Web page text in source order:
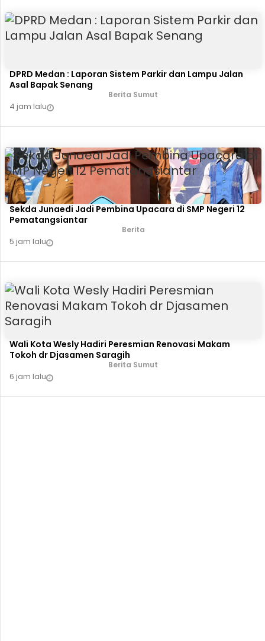
DPRD Medan : Laporan Sistem Parkir dan Lampu Jalan
Asal Bapak Senang
Berita Sumut
4 jam lalu
Sekda Junaedi Jadi Pembina Upacara di SMP Negeri 12
Pematangsiantar
Berita
5 jam lalu
Wali Kota Wesly Hadiri Peresmian Renovasi Makam
Tokoh dr Djasamen Saragih
Berita Sumut
6 jam lalu